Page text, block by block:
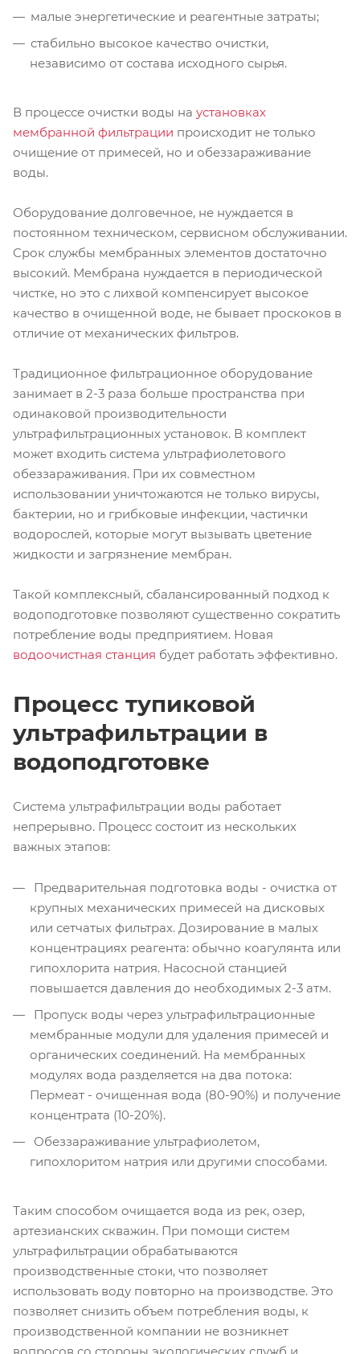
малые энергетические и реагентные затраты;
стабильно высокое качество очистки,
независимо от состава исходного сырья.
В процессе очистки воды на установках
мембранной фильтрации происходит не только
очищение от примесей, но и обеззараживание
воды.
Оборудование долговечное, не нуждается в
постоянном техническом, сервисном обслуживании.
Срок службы мембранных элементов достаточно
высокий. Мембрана нуждается в периодической
чистке, но это с лихвой компенсирует высокое
качество в очищенной воде, не бывает проскоков в
отличие от механических фильтров.
Традиционное фильтрационное оборудование
занимает в 2-3 раза больше пространства при
одинаковой производительности
ультрафильтрационных установок. В комплект
может входить система ультрафиолетового
обеззараживания. При их совместном
использовании уничтожаются не только вирусы,
бактерии, но и грибковые инфекции, частички
водорослей, которые могут вызывать цветение
жидкости и загрязнение мембран.
Такой комплексный, сбалансированный подход к
водоподготовке позволяют существенно сократить
потребление воды предприятием. Новая
водоочистная станция будет работать эффективно.
Процесс тупиковой
ультрафильтрации в
водоподготовке
Система ультрафильтрации воды работает
непрерывно. Процесс состоит из нескольких
важных этапов:
Предварительная подготовка воды - очистка от
крупных механических примесей на дисковых
или сетчатых фильтрах. Дозирование в малых
концентрациях реагента: обычно коагулянта или
гипохлорита натрия. Насосной станцией
повышается давления до необходимых 2-3 атм.
Пропуск воды через ультрафильтрационные
мембранные модули для удаления примесей и
органических соединений. На мембранных
модулях вода разделяется на два потока:
Пермеат - очищенная вода (80-90%) и получение
концентрата (10-20%).
Обеззараживание ультрафиолетом,
гипохлоритом натрия или другими способами.
Таким способом очищается вода из рек, озер,
артезианских скважин. При помощи систем
ультрафильтрации обрабатываются
производственные стоки, что позволяет
использовать воду повторно на производстве. Это
позволяет снизить объем потребления воды, к
производственной компании не возникнет